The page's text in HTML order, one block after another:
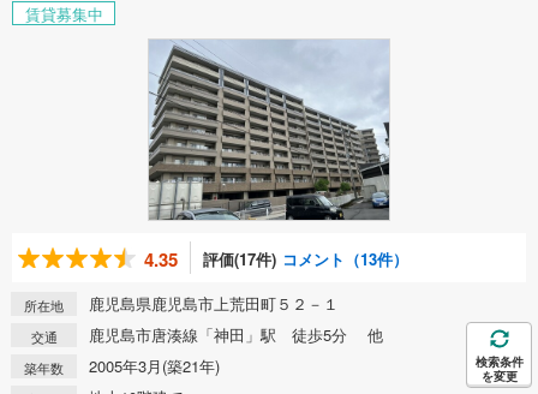
賃貸募集中
4.35 評価(17件) コメント（13件）
所在地 鹿児島県鹿児島市上荒田町５２－１
交通 鹿児島市唐湊線「神田」駅 徒歩5分 他
築年数 2005年3月(築21年)
検索条件
を変更